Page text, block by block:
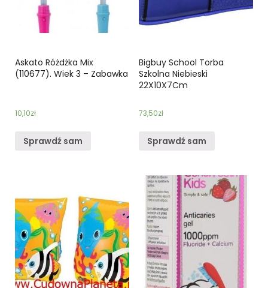
Askato Różdżka Mix
(110677). Wiek 3 – Zabawka
10,10zł
Sprawdź sam
Bigbuy School Torba
Szkolna Niebieski
22X10X7Cm
73,50zł
Sprawdź sam